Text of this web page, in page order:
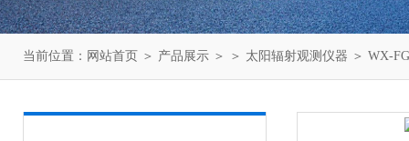
当前位置： 网站首页 ＞ 产品展示 ＞ ＞ 太阳辐射观测仪器 ＞ WX-